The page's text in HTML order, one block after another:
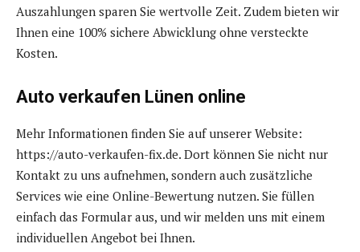
Auszahlungen sparen Sie wertvolle Zeit. Zudem bieten wir
Ihnen eine 100% sichere Abwicklung ohne versteckte
Kosten.
Auto verkaufen Lünen online
Mehr Informationen finden Sie auf unserer Website:
https://auto-verkaufen-fix.de. Dort können Sie nicht nur
Kontakt zu uns aufnehmen, sondern auch zusätzliche
Services wie eine Online-Bewertung nutzen. Sie füllen
einfach das Formular aus, und wir melden uns mit einem
individuellen Angebot bei Ihnen.